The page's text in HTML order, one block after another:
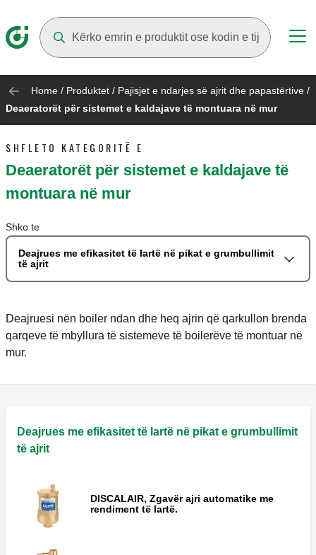
Home / Produktet / Pajisjet e ndarjes së ajrit dhe papastërtive /
Deaeratorët për sistemet e kaldajave të montuara në mur
SHFLETO KATEGORITË E
Deaeratorët për sistemet e kaldajave të
montuara në mur
Shko te
Deajrues me efikasitet të lartë në pikat e grumbullimit
të ajrit
Deajruesi nën boiler ndan dhe heq ajrin që qarkullon brenda
qarqeve të mbyllura të sistemeve të boilerëve të montuar në
mur.
Deajrues me efikasitet të lartë në pikat e grumbullimit
të ajrit
DISCALAIR, Zgavër ajri automatike me
rendiment të lartë.